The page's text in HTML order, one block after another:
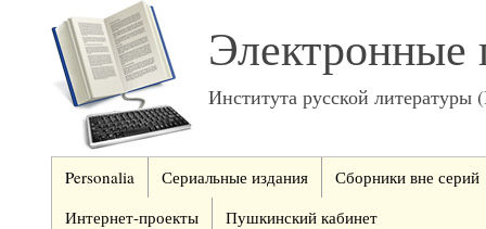
Электронные
Института русской
Personalia Сериальные издания
Сборники вне серий
Интернет-проекты
Пушкинский кабинет